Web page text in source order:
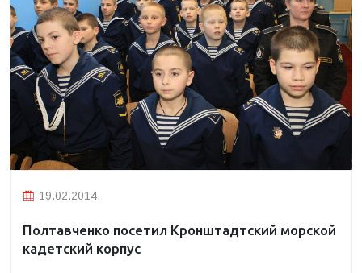
19.02.2014.
Полтавченко посетил Кронштадтский морской
кадетский корпус